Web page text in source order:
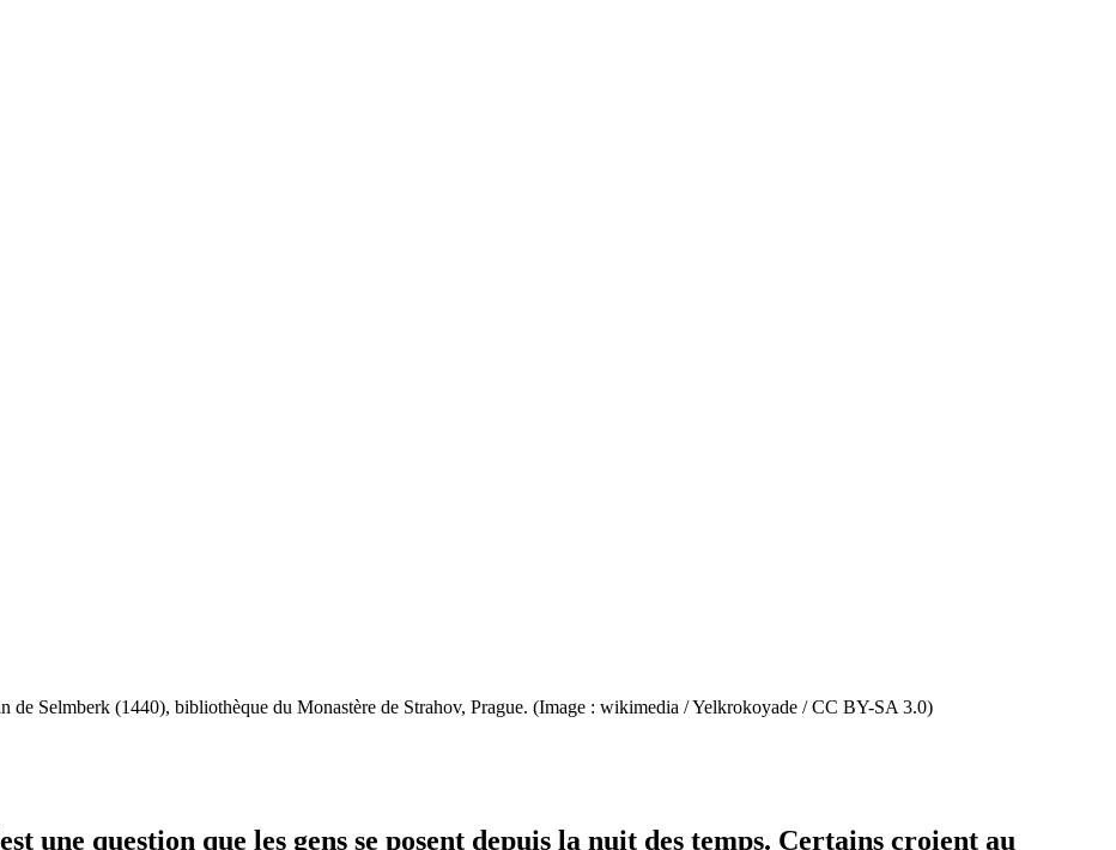
de Selmberk (1440), bibliothèque du Monastère de Strahov, Prague. (Image : wikimedia / Yelkrokoyade / CC BY-SA 3.0)
une question que les gens se posent depuis la nuit des temps. Certains croient au